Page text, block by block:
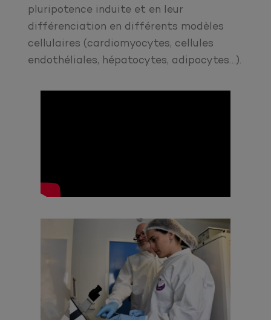
pluripotence induite et en leur
différenciation en différents modèles
cellulaires (cardiomyocytes, cellules
endothéliales, hépatocytes, adipocytes…).